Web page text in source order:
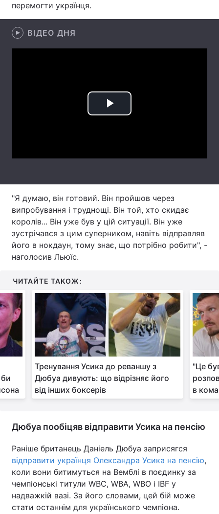
Відео з Youtube
Інтерв'ю
Архів Вакансії
Тема оформлення
перемогти українця.
ВІДЕО ДНЯ
Play
"Я думаю, він готовий. Він пройшов через
випробування і труднощі. Він той, хто скидає
королів... Він уже був у цій ситуації. Він уже
зустрічався з цим суперником, навіть відправляв
його в нокдаун, тому знає, що потрібно робити", -
наголосив Льюїс.
ЧИТАЙТЕ ТАКОЖ:
Тренування Усика до реваншу з
Дюбуа дивують: що відрізняє його
від інших боксерів
"Це
в
Дюбуа пообіцяв відправити Усика на пенсію
Раніше британець Даніель Дюбуа заприсягся
відправити українця Олександра Усика на пенсію,
коли вони битимуться на Вемблі в поєдинку за
чемпіонські титули WBC, WBA, WBO і IBF у
надважкій вазі. За його словами, цей бій може
стати останнім для українського чемпіона.